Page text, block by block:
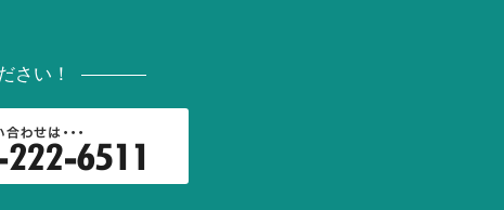
さい！